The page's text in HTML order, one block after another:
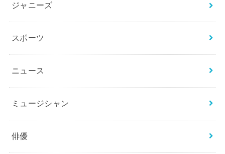
ジャニーズ
スポーツ
ニュース
ミュージシャン
俳優